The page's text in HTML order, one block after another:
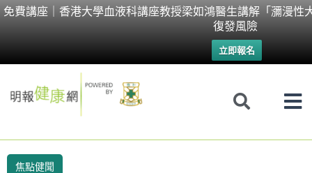
免費講座｜香港大學血液科講座教授梁如鴻醫生講解「瀰漫性
復發風險
立即報名
Skip
焦點健聞